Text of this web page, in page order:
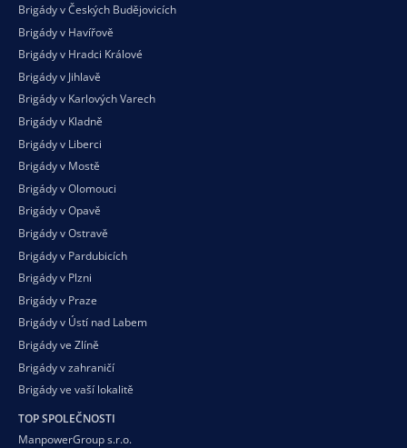
Brigády v Českých Budějovicích
Brigády v Havířově
Brigády v Hradci Králové
Brigády v Jihlavě
Brigády v Karlových Varech
Brigády v Kladně
Brigády v Liberci
Brigády v Mostě
Brigády v Olomouci
Brigády v Opavě
Brigády v Ostravě
Brigády v Pardubicích
Brigády v Plzni
Brigády v Praze
Brigády v Ústí nad Labem
Brigády ve Zlíně
Brigády v zahraničí
Brigády ve vaší lokalitě
TOP SPOLEČNOSTI
ManpowerGroup s.r.o.